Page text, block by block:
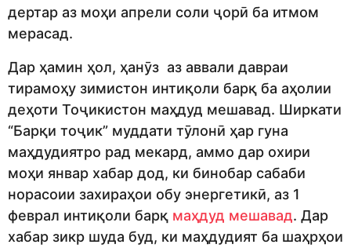
дертар аз моҳи апрели соли ҷорӣ ба итмом
мерасад.
Дар ҳамин ҳол, ҳанӯз аз аввали давраи
тирамоҳу зимистон интиқоли барқ ба аҳолии
деҳоти Тоҷикистон маҳдуд мешавад. Ширкати
“Барқи тоҷик” муддати тӯлонӣ ҳар гуна
маҳдудиятро рад мекард, аммо дар охири
моҳи январ хабар дод, ки бинобар сабаби
норасоии захираҳои обу энергетикӣ, аз 1
феврал интиқоли барқ маҳдуд мешавад. Дар
хабар зикр шуда буд, ки маҳдудият ба шаҳрҳои